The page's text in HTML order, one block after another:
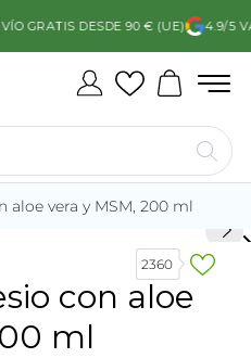
GRATIS DESDE 90 € (UE) 4.9/5
aloe vera y MSM, 200 ml
2360
con aloe
ml